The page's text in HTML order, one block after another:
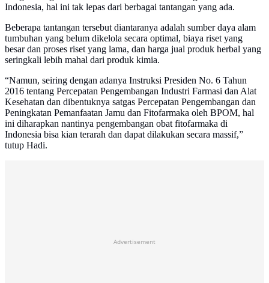
Indonesia, hal ini tak lepas dari berbagai tantangan yang ada.
Beberapa tantangan tersebut diantaranya adalah sumber daya alam
tumbuhan yang belum dikelola secara optimal, biaya riset yang
besar dan proses riset yang lama, dan harga jual produk herbal yang
seringkali lebih mahal dari produk kimia.
“Namun, seiring dengan adanya Instruksi Presiden No. 6 Tahun
2016 tentang Percepatan Pengembangan Industri Farmasi dan Alat
Kesehatan dan dibentuknya satgas Percepatan Pengembangan dan
Peningkatan Pemanfaatan Jamu dan Fitofarmaka oleh BPOM, hal
ini diharapkan nantinya pengembangan obat fitofarmaka di
Indonesia bisa kian terarah dan dapat dilakukan secara massif,”
tutup Hadi.
Advertisement